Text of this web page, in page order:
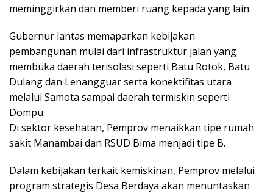
meminggirkan dan memberi ruang kepada yang lain.
Gubernur lantas memaparkan kebijakan
pembangunan mulai dari infrastruktur jalan yang
membuka daerah terisolasi seperti Batu Rotok, Batu
Dulang dan Lenangguar serta konektifitas utara
melalui Samota sampai daerah termiskin seperti
Dompu.
Di sektor kesehatan, Pemprov menaikkan tipe rumah
sakit Manambai dan RSUD Bima menjadi tipe B.
Dalam kebijakan terkait kemiskinan, Pemprov melalui
program strategis Desa Berdaya akan menuntaskan